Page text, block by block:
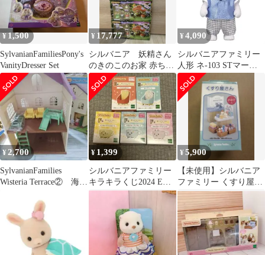
¥1,500
SylvanianFamiliesPony's
VanityDresser Set
¥ 17,777
シルバニア 妖精さん
のきのこのお家 赤ちゃ
ん星空コンサート 新
品未開封 セット
¥ 4,090
シルバニアファミリー
人形 ネ-103 STマーク
認証 3歳以上 おもちゃ
ドールハウス Sylvanian
Families エポッ
¥2,700
SylvanianFamilies
Wisteria Terrace② 海
¥ 1,399
シルバニアファミリー
キラキラくじ2024 E賞
F賞セット
¥5,900
【未使用】シルバニア
ファミリー くすり屋さ
ん H-11 廃盤品 2003年